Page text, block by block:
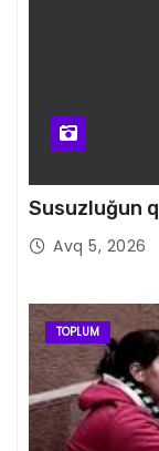
Susuzluğun
Avq 5, 2026
TOPLUM